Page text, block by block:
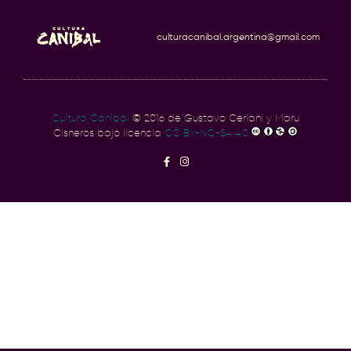
culturacanibal.argentina@gmail.com
Cultura Caníbal
© 2016 de Gustavo Ceriani y Maru
Cisneros bajo licenciaCC BY-NC-SA 4.0